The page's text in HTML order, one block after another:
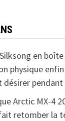
en boîte
physique
désirer pendant
Arctic MX-4
retomber la